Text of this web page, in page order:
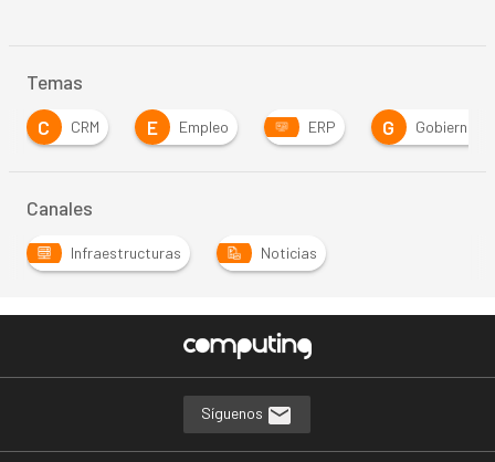
Temas
C
CRM E Empleo ERP G Gobierno
Canales
Infraestructuras Noticias
Síguenos